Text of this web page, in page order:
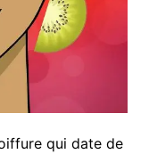
qui date de